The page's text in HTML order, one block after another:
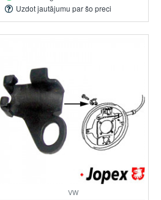
Uzdot jautājumu par šo preci
VW